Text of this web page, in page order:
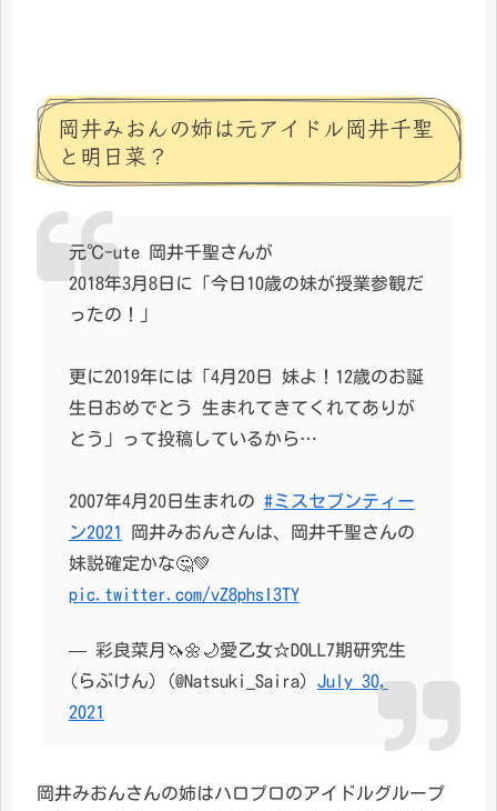
岡井みおんの姉は元アイドル岡井千聖
と明日菜？
元℃-ute 岡井千聖さんが
2018年3月8日に「今日10歳の妹が授業参観だ
ったの！」
更に2019年には「4月20日 妹よ！12歳のお誕
生日おめでとう 生まれてきてくれてありが
とう」って投稿しているから…
2007年4月20日生まれの #ミスセブンティー
ン2021
岡井みおんさんは、岡井千聖さんの
妹説確定かな🤔💚
pic.twitter.com/vZ8phsI3TY
— 彩良菜月🦄🌼🌙愛乙女☆DOLL7期研究生
(らぶけん) (@Natsuki_Saira) July 30,
2021
岡井みおんさんの姉はハロプロのアイドルグループ